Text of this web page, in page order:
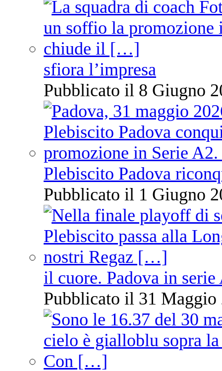
sfiora l’impresa
Pubblicato il 8 Giugno
Plebiscito Padova
Pubblicato il 1 Giugno
il cuore. Padova in serie
Pubblicato il 31 Maggio